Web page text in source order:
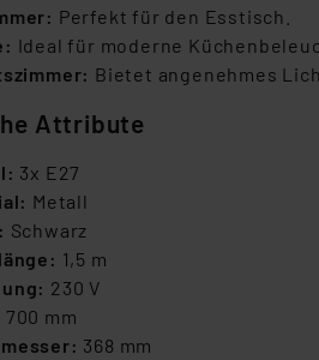
Perfekt für den Esstisch.
Ideal für moderne
Bietet angenehmes
Attribute
3x E27
Metall
Schwarz
1,5 m
230 V
700 mm
368 mm